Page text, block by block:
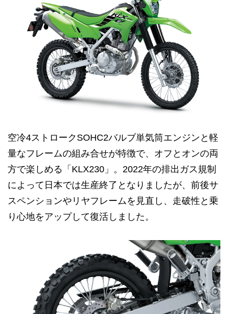
空冷4ストロークSOHC2バルブ単気筒エンジンと軽
量なフレームの組み合せが特徴で、オフとオンの両
方で楽しめる「KLX230」。2022年の排出ガス規制
によって日本では生産終了となりましたが、前後サ
スペンションやリヤフレームを見直し、走破性と乗
り心地をアップして復活しました。